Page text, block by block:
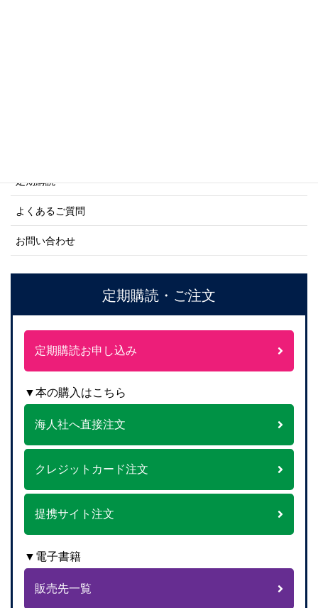
定期購読
よくあるご質問
お問い合わせ
定期購読・ご注文
定期購読お申し込み
▼本の購入はこちら
海人社へ直接注文
クレジットカード注文
提携サイト注文
▼電子書籍
販売先一覧